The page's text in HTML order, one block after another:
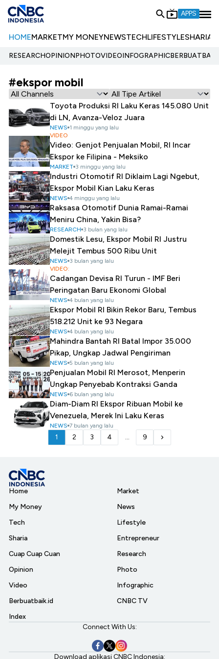
APPS
HOMEMARKETMY MONEYNEWSTECHLIFESTYLESHARIA
RESEARCHOPINIONPHOTOVIDEOINFOGRAPHIC
#ekspor mobil
Toyota Produksi RI Laku Keras 145.080 Unit
di LN, Avanza-Veloz Juara
NEWS 1 minggu yang lalu
VIDEO
Video: Genjot Penjualan Mobil, RI Incar
Ekspor ke Filipina - Meksiko
MARKET 3 minggu yang lalu
Industri Otomotif RI Diklaim Lagi Ngebut,
Ekspor Mobil Kian Laku Keras
NEWS 4 minggu yang lalu
Raksasa Otomotif Dunia Ramai-Ramai
Meniru China, Yakin Bisa?
RESEARCH 3 bulan yang lalu
Domestik Lesu, Ekspor Mobil RI Justru
Melejit Tembus 500 Ribu Unit
NEWS 3 bulan yang lalu
VIDEO:
Cadangan Devisa RI Turun - IMF Beri
Peringatan Baru Ekonomi Global
NEWS 4 bulan yang lalu
Ekspor Mobil RI Bikin Rekor Baru, Tembus
518.212 Unit ke 93 Negara
NEWS 4 bulan yang lalu
Mahindra Bantah RI Batal Impor 35.000
Pikap, Ungkap Jadwal Pengiriman
NEWS 5 bulan yang lalu
Penjualan Mobil RI Merosot, Menperin
Ungkap Penyebab Kontraksi Ganda
NEWS 6 bulan yang lalu
Diam-Diam RI Ekspor Ribuan Mobil ke
Venezuela, Merek Ini Laku Keras
NEWS 7 bulan yang lalu
1 2 3 4 ... 9
Home
My Money
Tech
Sharia
Cuap Cuap Cuan
Opinion
Video
Berbuatbaik.id
Index
Market
News
Lifestyle
Entrepreneur
Research
Photo
Infographic
CNBC TV
Connect With Us:
Download aplikasi CNBC Indonesia: